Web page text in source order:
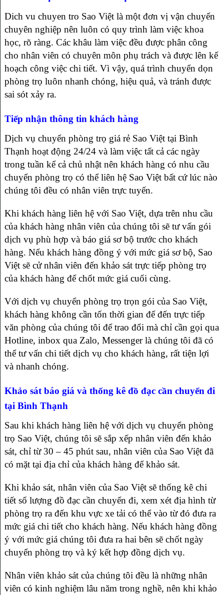
Dich vu chuyen tro Sao Việt là một đơn vị vận chuyển
chuyên nghiệp nên luôn có quy trình làm việc khoa
học, rõ ràng. Các khâu làm việc đều được phân công
cho nhân viên có chuyên môn phụ trách và được lên kế
hoạch công việc chi tiết. Vì vậy, quá trình chuyển dọn
phòng trọ luôn nhanh chóng, hiệu quả, và tránh được
sai sót xảy ra.
Tiếp nhận thông tin khách hàng
Dịch vụ chuyển phòng trọ giá rẻ Sao Việt tại Bình
Thạnh hoạt động 24/24 và làm việc tất cả các ngày
trong tuần kể cả chủ nhật nên khách hàng có nhu cầu
chuyển phòng trọ có thể liên hệ Sao Việt bất cứ lúc nào
chúng tôi đều có nhân viên trực tuyến.
Khi khách hàng liên hệ với Sao Việt, dựa trên nhu cầu
của khách hàng nhân viên của chúng tôi sẽ tư vấn gói
dịch vụ phù hợp và báo giá sơ bộ trước cho khách
hàng. Nếu khách hàng đồng ý với mức giá sơ bộ, Sao
Việt sẽ cử nhân viên đến khảo sát trực tiếp phòng trọ
của khách hàng để chốt mức giá cuối cùng.
Với dịch vụ chuyển phòng trọ trọn gói của Sao Việt,
khách hàng không cần tốn thời gian để đến trực tiếp
văn phòng của chúng tôi để trao đổi mà chỉ cần gọi qua
Hotline, inbox qua Zalo, Messenger là chúng tôi đã có
thể tư vấn chi tiết dịch vụ cho khách hàng, rất tiện lợi
và nhanh chóng.
Khảo sát báo giá và thống kê đồ đạc cần chuyển đi
tại Bình Thạnh
Sau khi khách hàng liên hệ với dịch vụ chuyển phòng
trọ Sao Việt, chúng tôi sẽ sắp xếp nhân viên đến khảo
sát, chỉ từ 30 – 45 phút sau, nhân viên của Sao Việt đã
có mặt tại địa chỉ của khách hàng để khảo sát.
Khi khảo sát, nhân viên của Sao Việt sẽ thống kê chi
tiết số lượng đồ đạc cần chuyển đi, xem xét địa hình từ
phòng trọ ra đến khu vực xe tải có thể vào từ đó đưa ra
mức giá chi tiết cho khách hàng. Nếu khách hàng đồng
ý với mức giá chúng tôi đưa ra hai bên sẽ chốt ngày
chuyển phòng trọ và ký kết hợp đồng dịch vụ.
Nhân viên khảo sát của chúng tôi đều là những nhân
viên có kinh nghiệm lâu năm trong nghề, nên khi khảo